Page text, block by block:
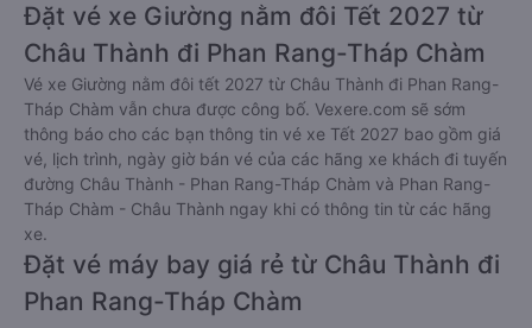
Đặt vé xe Giường nằm đôi Tết 2027 từ
Châu Thành đi Phan Rang-Tháp Chàm
Vé xe Giường nằm đôi tết 2027 từ Châu Thành đi Phan Rang-
Tháp Chàm vẫn chưa được công bố. Vexere.com sẽ sớm
thông báo cho các bạn thông tin vé xe Tết 2027 bao gồm giá
vé, lịch trình, ngày giờ bán vé của các hãng xe khách đi tuyến
đường Châu Thành - Phan Rang-Tháp Chàm và Phan Rang-
Tháp Chàm - Châu Thành ngay khi có thông tin từ các hãng
xe.
Đặt vé máy bay giá rẻ từ Châu Thành đi
Phan Rang-Tháp Chàm